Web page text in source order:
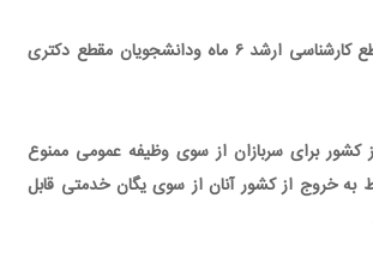
برای دانشجویان مقطع کارشناسی ارشد ۶ ماه ودانشجویان مقطع دکتری
برای سربازان از سوی وظیفه عمومی ممنوع
به خروج از کشور آنان از سوی یگان خدمتی قابل